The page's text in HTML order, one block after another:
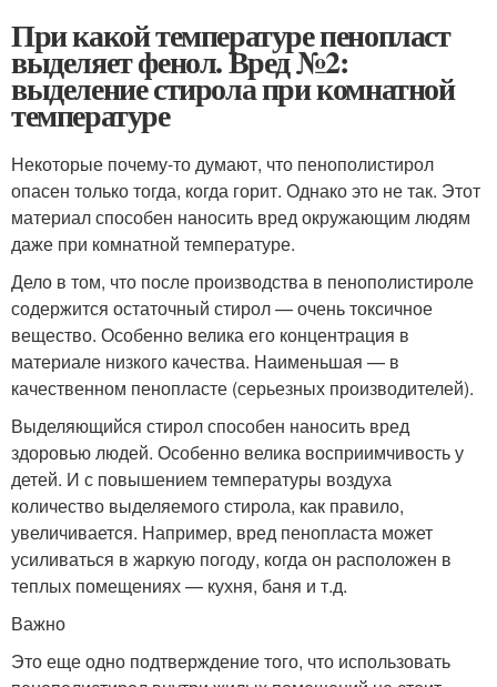
При какой температуре пенопласт
выделяет фенол. Вред №2:
выделение стирола при комнатной
температуре
Некоторые почему-то думают, что пенополистирол
опасен только тогда, когда горит. Однако это не так. Этот
материал способен наносить вред окружающим людям
даже при комнатной температуре.
Дело в том, что после производства в пенополистироле
содержится остаточный стирол — очень токсичное
вещество. Особенно велика его концентрация в
материале низкого качества. Наименьшая — в
качественном пенопласте (серьезных производителей).
Выделяющийся стирол способен наносить вред
здоровью людей. Особенно велика восприимчивость у
детей. И с повышением температуры воздуха
количество выделяемого стирола, как правило,
увеличивается. Например, вред пенопласта может
усиливаться в жаркую погоду, когда он расположен в
теплых помещениях — кухня, баня и т.д.
Важно
Это еще одно подтверждение того, что использовать